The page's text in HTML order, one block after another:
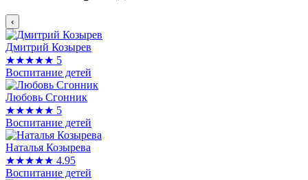
‹
Дмитрий Козырев
★★★★★ 5
Воспитание детей
Любовь Сгонник
★★★★★ 5
Воспитание детей
Наталья Козырева
★★★★★ 4.95
Воспитание детей